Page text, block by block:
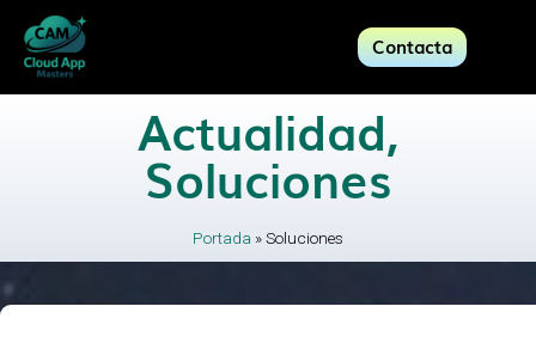
Contacta
Actualidad,
Soluciones
Portada »Soluciones